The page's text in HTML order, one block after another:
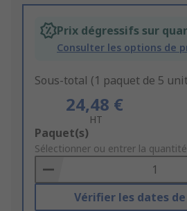
Prix dégressifs sur
Consulter les options de
Sous-total (1 paquet de 5
24,48 €
HT
Add
to
Basket
Paquet(s)
Sélectionner ou entrer la quantité
Vérifier les dates